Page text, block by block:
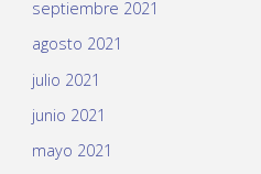
septiembre 2021
agosto 2021
julio 2021
junio 2021
mayo 2021